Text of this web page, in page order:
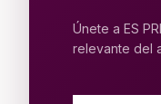
Únete a ES
relevante del